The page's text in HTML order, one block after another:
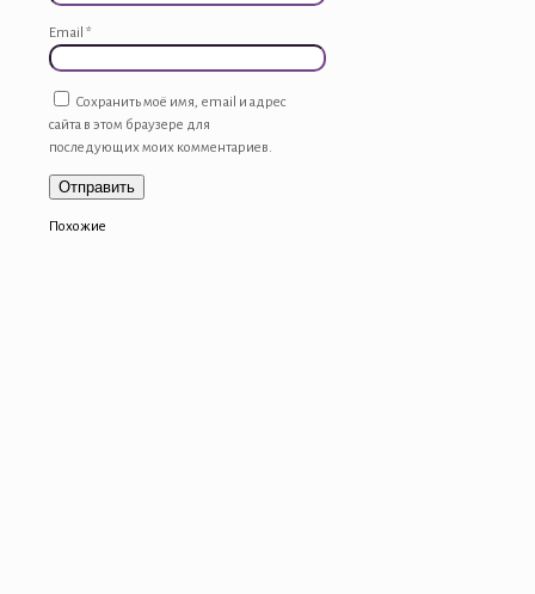
Email *
Сохранить моё имя, email и адрес
сайта в этом браузере для
последующих моих комментариев.
Похожие